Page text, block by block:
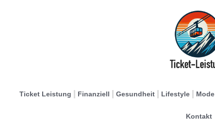
Ticket Leistung Finanziell Gesundheit Lifestyle Mode
Kontakt